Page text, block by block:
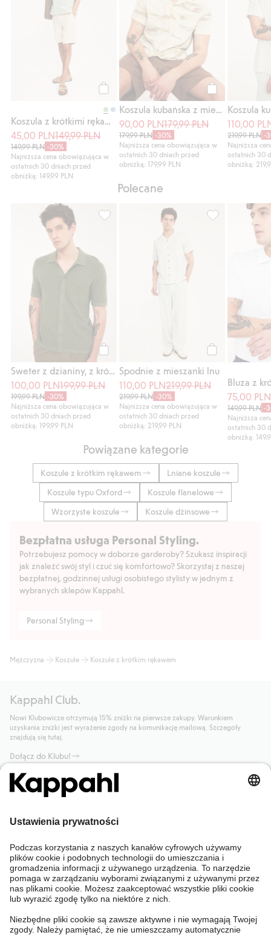
45,00 PLN149,99 PLN
149,99 PLN -30%
Najniższa cena obowiązująca w
ostatnich 30 dniach przed
obniżką: 149,99 PLN
Kup
90,00 PLN179,99 PLN
179,99 PLN -30%
Najniższa cena obowiązująca w
ostatnich 30 dniach przed
obniżką: 179,99 PLN
110,00
219,99 PLN -
Najniższa
ostatnich 30
obniżką:
Polecane
Kup
100,00 PLN199,99 PLN
199,99 PLN -30%
Najniższa cena obowiązująca w
ostatnich 30 dniach przed
obniżką: 199,99 PLN
Sweter z dzianiny, z krótkimi rękawami,
Spodnie z mieszanki lnu
110,00 PLN219,99 PLN
219,99 PLN -30%
Najniższa cena obowiązująca w
ostatnich 30 dniach przed
obniżką: 219,99 PLN
Spodnie z
75,00 PLN
149,99 PLN -
Najniższa
ostatnich 30
obniżką:
Powiązane kategorie
Koszule z krótkim rękawem
Lniane koszule
Koszule typu Oxford
Koszule flanelowe
Wzorzyste koszule
Koszule dżinsowe
Bezpłatna usługa Personal Styling.
Potrzebujesz pomocy w doborze garderoby? Szukasz inspiracji
jak znaleźć swój styl i czuć się komfortowo? Skorzystaj z naszej
bezpłatnej, godzinnej usługi osobistego stylisty w jednym z
wybranych sklepów Kappahl.
Personal Styling
Mężczyzna Koszule Koszule z krótkim rękawem
Kappahl Club.
Nowi Klubowicze otrzymują 15% zniżki na pierwsze zakupy. Warunkiem
uzyskania zniżki jest wyrażenie zgody na komunikację mailową. Szczegóły
znajdują się tutaj.
Dołącz do Klubu!
Potrzebujesz pomocy?
Sklep internetowy
Częste pytania
Kappahl Club